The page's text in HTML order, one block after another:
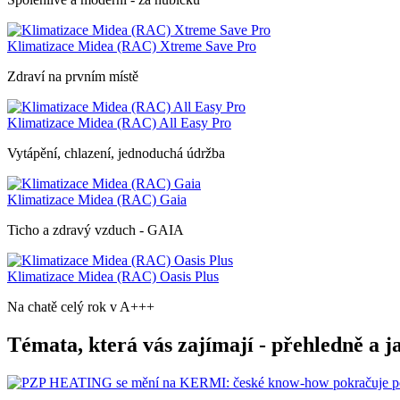
Klimatizace Midea (RAC) Xtreme Save Pro
Zdraví na prvním místě
Klimatizace Midea (RAC) All Easy Pro
Vytápění, chlazení, jednoduchá údržba
Klimatizace Midea (RAC) Gaia
Ticho a zdravý vzduch - GAIA
Klimatizace Midea (RAC) Oasis Plus
Na chatě celý rok v A+++
Témata, která vás zajímají - přehledně a